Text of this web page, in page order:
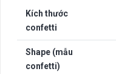
Kích thước
confetti
Shape (mẫu
confetti)